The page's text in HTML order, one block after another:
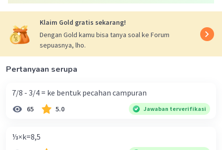
Klaim Gold gratis sekarang!
Dengan Gold kamu bisa tanya soal ke Forum
sepuasnya, lho.
Pertanyaan serupa
7/8 - 3/4 = ke bentuk pecahan campuran
65 5.0 Jawaban terverifikasi
⅓×k=8,5